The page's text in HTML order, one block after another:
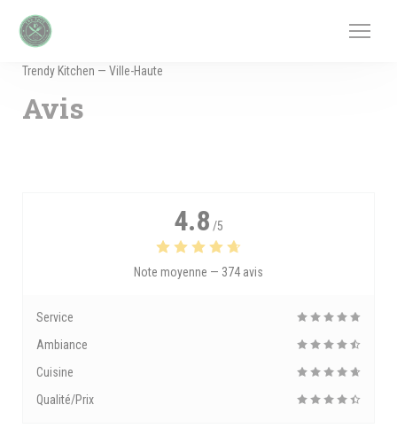
Trendy Kitchen — Ville-Haute
Avis
4.8 /5
Note moyenne — 374 avis
Service
Ambiance
Cuisine
Qualité/Prix